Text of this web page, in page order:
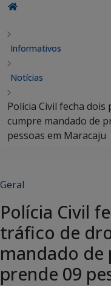
Informativos
Notícias
Polícia Civil fecha
cumpre mandado de
pessoas em Maracaju
Geral
Polícia Civil
tráfico de
mandado de
prende 09